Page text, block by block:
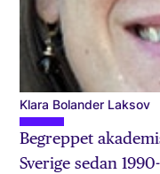
Klara Bolander Laksov
Begreppet
Sverige sedan